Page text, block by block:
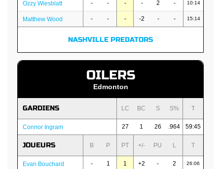
Ozzy Wiesblatt - - - - 2 - 10:14
Matthew Wood - - - -2 - - 15:14
NASHVILLE PREDATORS
OILERS
Edmonton
GARDIENS LC BC S S% T
Connor Ingram 27 1 26 .964 59:45
JOUEURS B P PT +/- PU L T
Evan Bouchard - 1 1 +2 - 2 26:06